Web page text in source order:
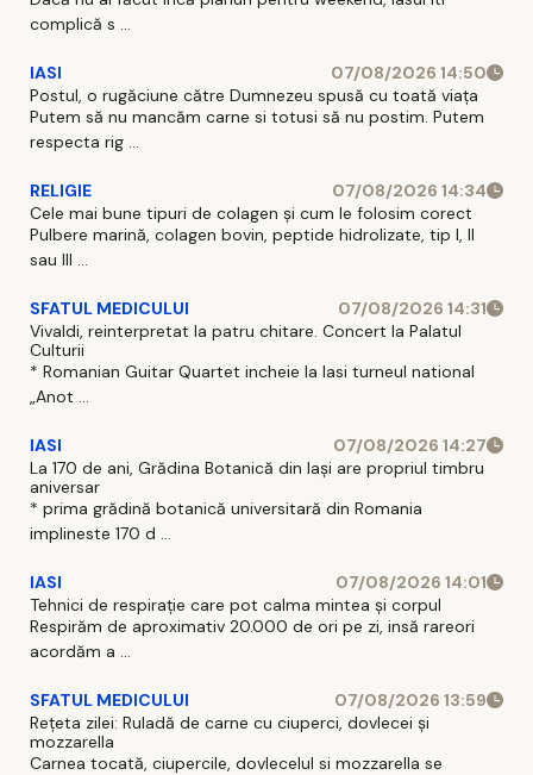
complică s ...
IASI
07/08/2026 14:50
Postul, o rugăciune către Dumnezeu spusă cu toată viața
Putem să nu mancăm carne si totusi să nu postim. Putem
respecta rig ...
RELIGIE
07/08/2026 14:34
Cele mai bune tipuri de colagen și cum le folosim corect
Pulbere marină, colagen bovin, peptide hidrolizate, tip I, II
sau III ...
SFATUL MEDICULUI
07/08/2026 14:31
Vivaldi, reinterpretat la patru chitare. Concert la Palatul
Culturii
* Romanian Guitar Quartet incheie la Iasi turneul national
„Anot ...
IASI
07/08/2026 14:27
La 170 de ani, Grădina Botanică din Iași are propriul timbru
aniversar
* prima grădină botanică universitară din Romania
implineste 170 d ...
IASI
07/08/2026 14:01
Tehnici de respirație care pot calma mintea și corpul
Respirăm de aproximativ 20.000 de ori pe zi, insă rareori
acordăm a ...
SFATUL MEDICULUI
07/08/2026 13:59
Rețeta zilei: Ruladă de carne cu ciuperci, dovlecei și
mozzarella
Carnea tocată, ciupercile, dovlecelul si mozzarella se